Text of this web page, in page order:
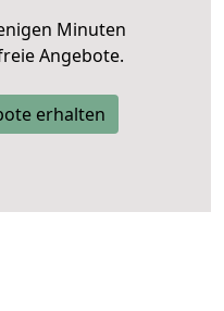
Minuten
Angebote.
erhalten